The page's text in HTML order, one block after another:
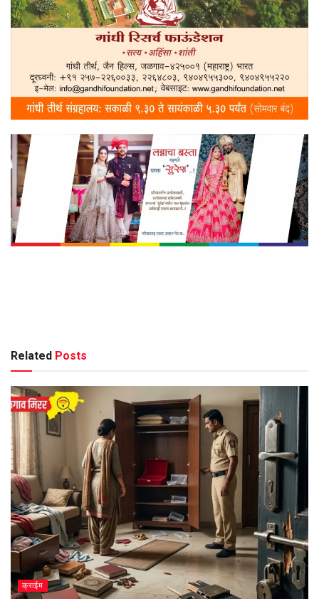
Related Posts
क्राईम